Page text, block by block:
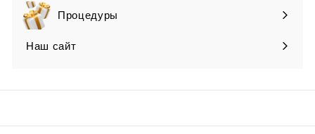
submenuПроцедуры
Наш сайт